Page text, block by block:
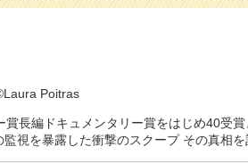
Poitras
賞長編ドキュメンタリー賞をはじめ40受
監視を暴露した衝撃のスクープ その真相